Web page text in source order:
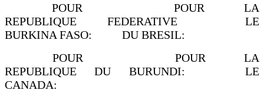
POUR POUR LA
REPUBLIQUE FEDERATIVE LE
BURKINA FASO: DU BRESIL:
POUR POUR LA
REPUBLIQUE DU BURUNDI: LE
CANADA: